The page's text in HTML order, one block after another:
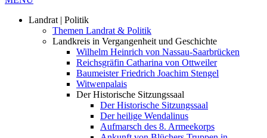
Landrat | Politik
Themen Landrat & Politik
Landkreis in Vergangenheit und Geschichte
Wilhelm Heinrich von Nassau-Saarbrücken
Reichsgräfin Catharina von Ottweiler
Baumeister Friedrich Joachim Stengel
Witwenpalais
Der Historische Sitzungssaal
Der Historische Sitzungssaal
Der heilige Wendalinus
Aufmarsch des 8. Armeekorps